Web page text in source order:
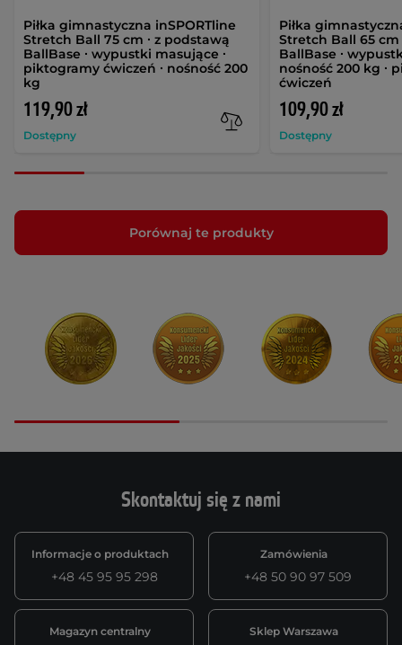
Piłka gimnastyczna inSPORTline
Stretch Ball 75 cm ∙ z podstawą
BallBase ∙ wypustki masujące ∙
piktogramy ćwiczeń ∙ nośność 200
kg
119,90 zł
Dostępny
Piłka
Stretch Ball 65 cm
BallBase ∙
nośność 200 kg ∙
ćwiczeń
109,90 zł
Dostępny
Porównaj te produkty
Skontaktuj się z nami
Informacje o produktach
+48 45 95 95 298
Zamówienia
+48 50 90 97 509
Magazyn centralny Sklep Warszawa